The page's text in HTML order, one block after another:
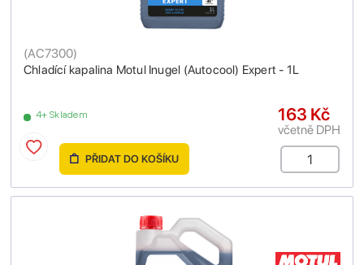
Chladící kapalina Motul Inugel (Autocool) Expert - 1L
(AC7300)
4+ Skladem 163 Kč
včetně DPH
PŘIDAT DO KOŠÍKU